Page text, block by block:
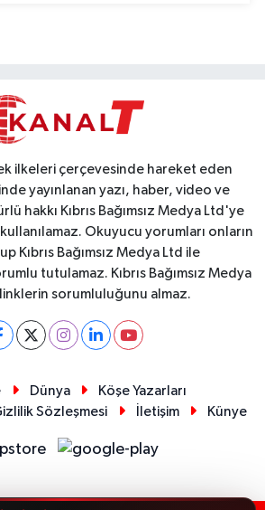
ilkeleri çerçevesinde hareket eden
yayınlanan yazı, haber, video ve
hakkı Kıbrıs Bağımsız Medya Ltd'ye
Okuyucu yorumları onların
Kıbrıs Bağımsız Medya Ltd ile
tutulamaz. Kıbrıs Bağımsız Medya
sorumluluğunu almaz.
Dünya
Köşe Yazarları
Sözleşmesi İletişim Künye